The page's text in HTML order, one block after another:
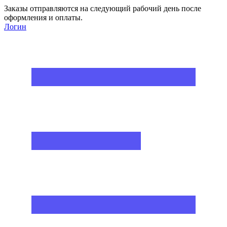
Заказы отправляются на следующий рабочий день после
оформления и оплаты.
Логин